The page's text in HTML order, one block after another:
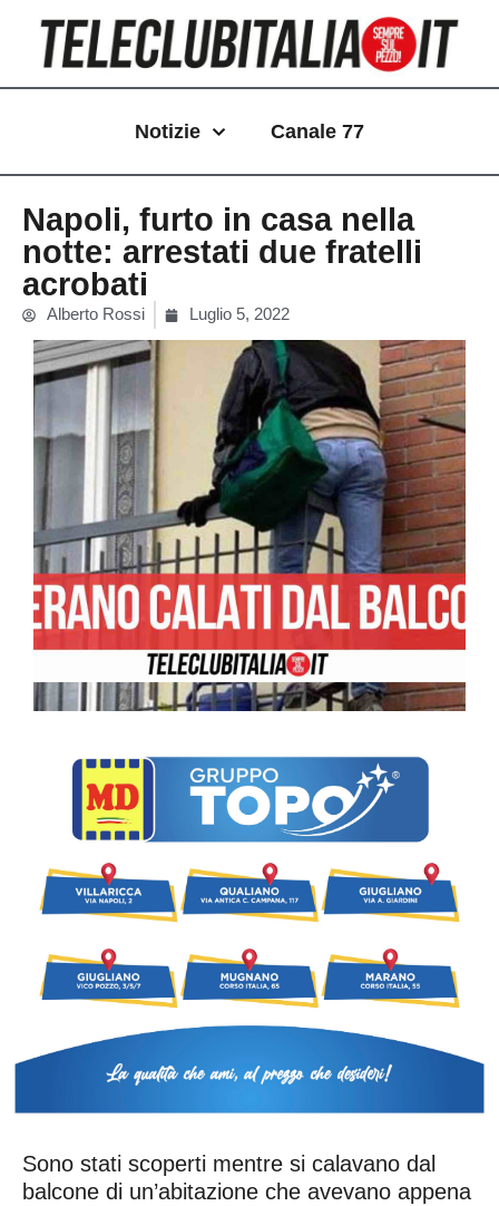
contenuto
Notizie Canale 77
Napoli, furto in casa nella
notte: arrestati due fratelli
acrobati
Alberto Rossi Luglio 5, 2022
Sono stati scoperti mentre si calavano dal
balcone di un’abitazione che avevano appena